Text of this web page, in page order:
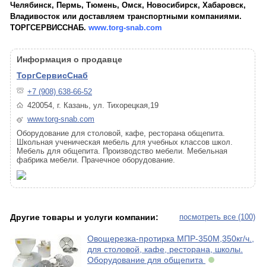
Челябинск, Пермь, Тюмень, Омск, Новосибирск, Хабаровск,
Владивосток или доставляем транспортными компаниями.
ТОРГСЕРВИССНАБ. www.torg-snab.com
Информация о продавце
ТоргСервисСнаб
+7 (908) 638-66-52
420054, г. Казань, ул. Тихорецкая,19
www.torg-snab.com
Оборудование для столовой, кафе, ресторана общепита.
Школьная ученическая мебель для учебных классов школ.
Мебель для общепита. Производство мебели. Мебельная
фабрика мебели. Прачечное оборудование.
посмотреть все (100)
Другие товары и услуги компании:
Овощерезка-протирка МПР-350М,350кг/ч.,
для столовой, кафе, ресторана, школы.
Оборудование для общепита